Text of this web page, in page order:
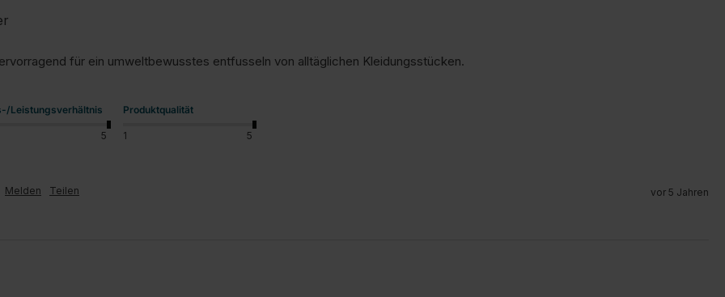
für ein umweltbewusstes entfusseln von alltäglichen Kleidungsstücken.
Leistungsverhältnis
5
Produktqualität
1 5
Melden Teilen vor 5 Jahren